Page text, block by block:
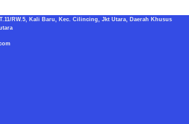
RW.5, Kali Baru, Kec. Cilincing, Jkt Utara, Daerah Khusus